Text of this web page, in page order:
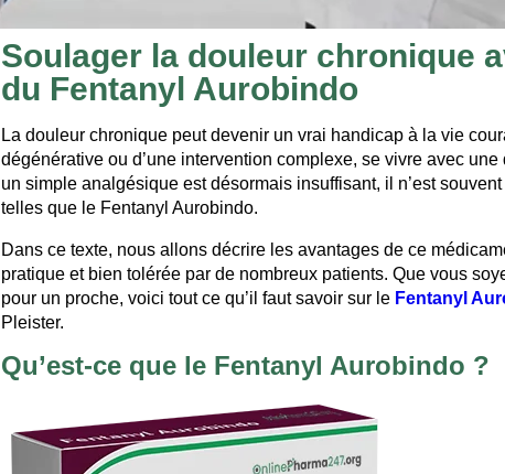
Soulager la douleur chronique
du Fentanyl Aurobindo
La douleur chronique peut devenir un vrai handicap à la vie
dégénérative ou d’une intervention complexe, se vivre avec
un simple analgésique est désormais insuffisant, il n’est
telles que le Fentanyl Aurobindo.
Dans ce texte, nous allons décrire les avantages de ce
pratique et bien tolérée par de nombreux patients. Que vous
pour un proche, voici tout ce qu’il faut savoir sur le Fentanyl
Pleister.
Qu’est-ce que le Fentanyl Aurobindo ?